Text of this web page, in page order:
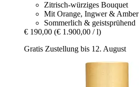
Zitrisch-würziges Bouquet
Mit Orange, Ingwer & Amber
Sommerlich & geistsprühend
€ 190,00 (€ 1.900,00 / l)
Gratis Zustellung bis 12. August